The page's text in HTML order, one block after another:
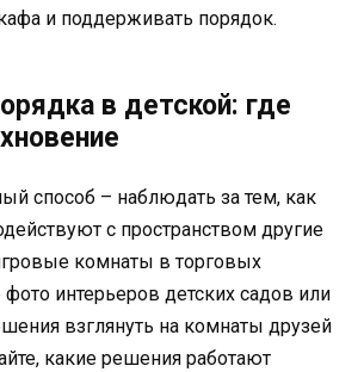
и поддерживать порядок.
в детской: где
способ – наблюдать за тем, как
с пространством другие
комнаты в торговых
фото интерьеров детских садов или
взглянуть на комнаты друзей
какие решения работают